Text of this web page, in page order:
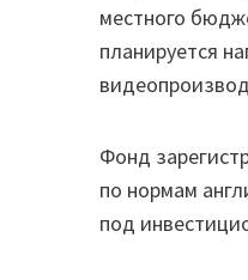
местного
планируется
Фонд
по нормам
под